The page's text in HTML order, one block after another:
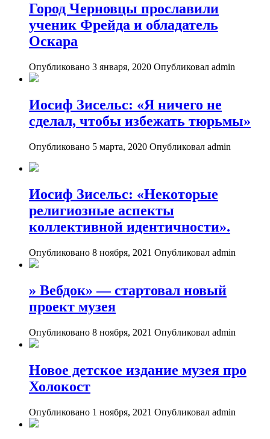
Город Черновцы прославили
ученик Фрейда и обладатель
Оскара
Опубликовано 3 января, 2020 Опубликовал admin
Иосиф Зисельс: «Я ничего не
сделал, чтобы избежать тюрьмы»
Опубликовано 5 марта, 2020 Опубликовал admin
Иосиф Зисельс: «Некоторые
религиозные аспекты
коллективной идентичности».
Опубликовано 8 ноября, 2021 Опубликовал admin
» Вебдок» — стартовал новый
проект музея
Опубликовано 8 ноября, 2021 Опубликовал admin
Новое детское издание музея про
Холокост
Опубликовано 1 ноября, 2021 Опубликовал admin